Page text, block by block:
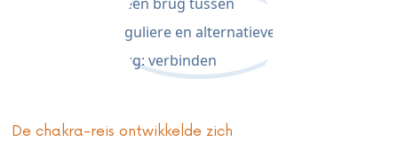
De chakra-reis ontwikkelde zich